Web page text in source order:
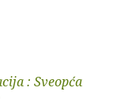
: Sveopća